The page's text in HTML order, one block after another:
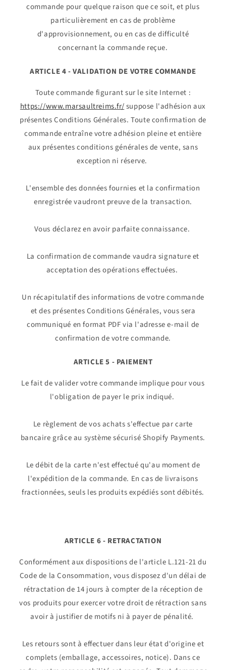
commande pour quelque raison que ce soit, et plus
particulièrement en cas de problème
d'approvisionnement, ou en cas de difficulté
concernant la commande reçue.
ARTICLE 4 - VALIDATION DE VOTRE COMMANDE
Toute commande figurant sur le site Internet :
https://www.marsaultreims.fr/suppose l'adhésion aux
présentes Conditions Générales. Toute confirmation de
commande entraîne votre adhésion pleine et entière
aux présentes conditions générales de vente, sans
exception ni réserve.
L'ensemble des données fournies et la confirmation
enregistrée vaudront preuve de la transaction.
Vous déclarez en avoir parfaite connaissance.
La confirmation de commande vaudra signature et
acceptation des opérations effectuées.
Un récapitulatif des informations de votre commande
et des présentes Conditions Générales, vous sera
communiqué en format PDF via l'adresse e-mail de
confirmation de votre commande.
ARTICLE 5 - PAIEMENT
Le fait de valider votre commande implique pour vous
l'obligation de payer le prix indiqué.
Le règlement de vos achats s'effectue par carte
bancaire grâce au système sécurisé Shopify Payments.
Le débit de la carte n'est effectué qu'au moment de
l'expédition de la commande. En cas de livraisons
fractionnées, seuls les produits expédiés sont débités.
ARTICLE 6 - RETRACTATION
Conformément aux dispositions de l'article L.121-21 du
Code de la Consommation, vous disposez d'un délai de
rétractation de 14 jours à compter de la réception de
vos produits pour exercer votre droit de rétraction sans
avoir à justifier de motifs ni à payer de pénalité.
Les retours sont à effectuer dans leur état d'origine et
complets (emballage, accessoires, notice). Dans ce